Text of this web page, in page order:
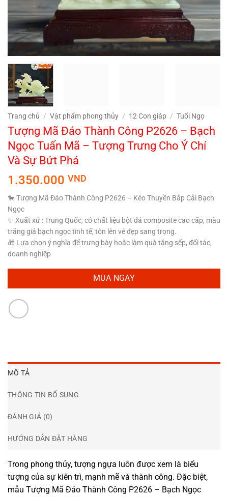
Trang chủ / Vật phẩm phong thủy / 12 Con giáp / Tuổi Ngọ
Tượng Mã Đáo Thành Công P2626 – Bạch
Ngọc Tuấn Mã – Tượng Trưng Cho Ý Chí
Và Sự Bứt Phá
1.350.000 VND
🐎 Tượng Mã Đáo Thành Công P2626 – Kéo Thuyền Bắp Cải Bạch
Ngọc
✨ Xuất xứ : Trung Quốc, có chất liệu bột đá composite cao cấp, màu
trắng giả bạch ngọc tinh tế, tôn lên vẻ đẹp sang trọng.
🎁 Lựa chọn ý nghĩa để trưng bày hoặc làm quà tặng sếp, đối tác,
doanh nghiệp
MUA NGAY
MÔ TẢ
THÔNG TIN BỔ SUNG
ĐÁNH GIÁ (0)
HƯỚNG DẪN ĐẶT HÀNG
Trong phong thủy, tượng ngựa luôn được xem là biểu
tượng của sự kiên trì, mạnh mẽ và thành công. Đặc biệt,
mẫu Tượng Mã Đáo Thành Công P2626 – Bạch Ngọc